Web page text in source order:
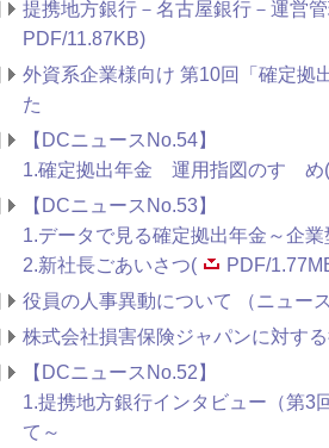
提携地方銀行－名古屋銀行－運営
PDF/11.87KB)
外資系企業様向け 第10回「確定拠
た
【DCニュースNo.54】
1.確定拠出年金 運用指図のすゝめ(
【DCニュースNo.53】
1.データで見る確定拠出年金～企業
2.新社長ごあいさつ(
PDF/
役員の人事異動について （ニュー
株式会社損害保険ジャパンに対す
【DCニュースNo.52】
1.提携地方銀行インタビュー（第3
て～